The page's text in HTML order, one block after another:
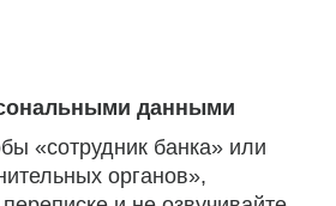
данными
«сотрудник банка» или
органов»,